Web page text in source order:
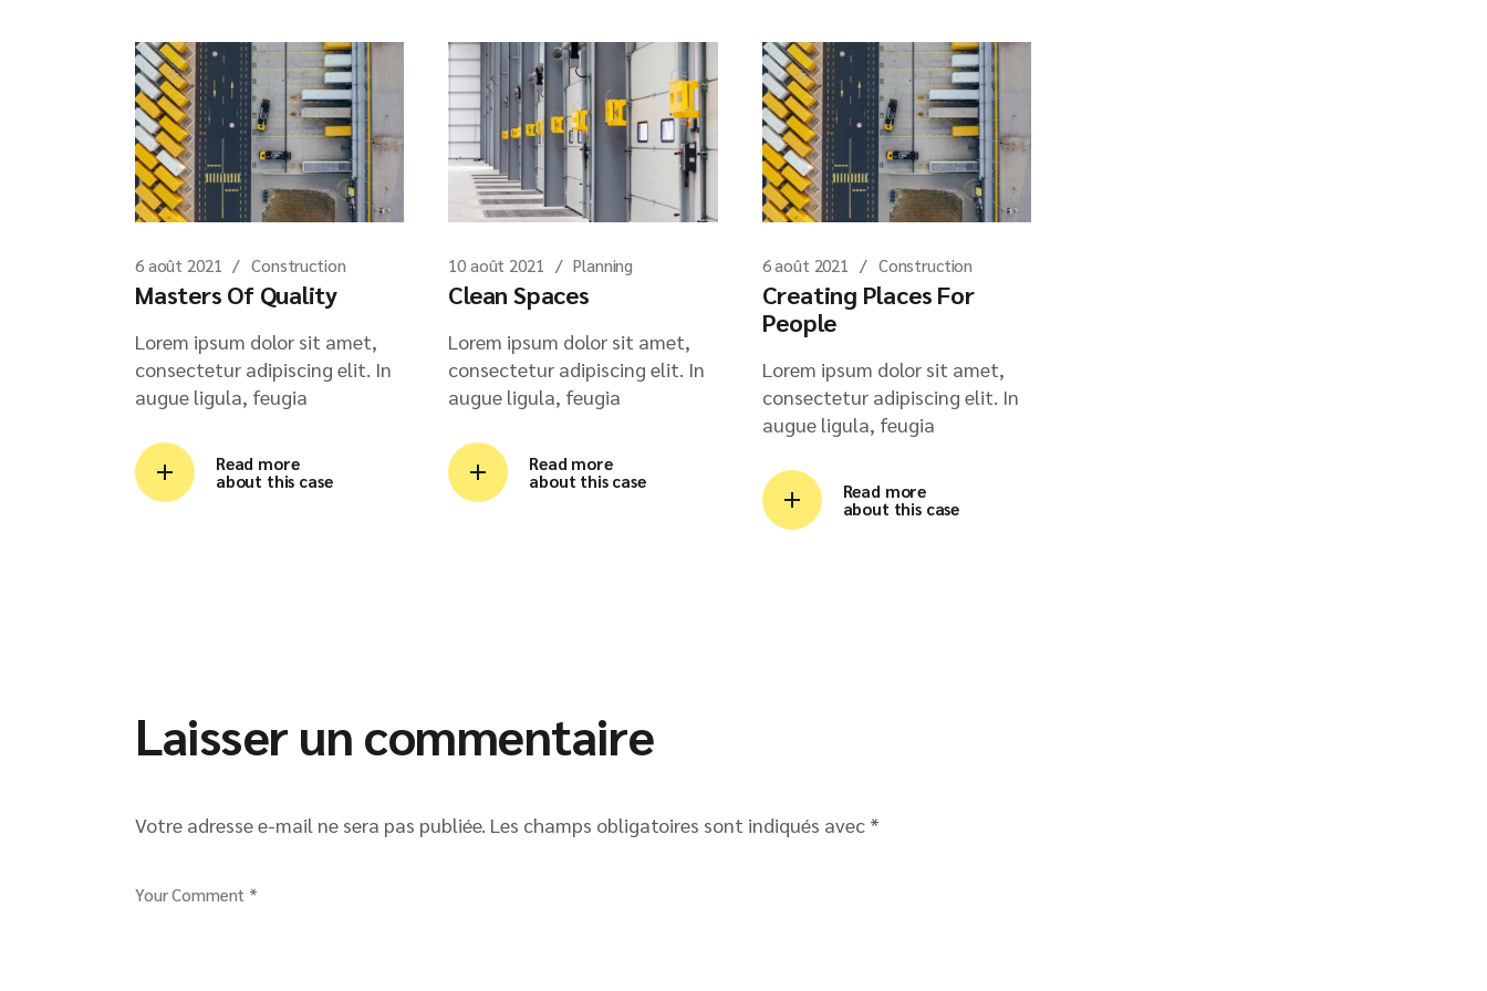
6 août 2021 Construction
Masters Of Quality
Lorem ipsum dolor sit amet,
consectetur adipiscing elit. In
augue ligula, feugia
Read more
about this case
10 août 2021 Planning
Clean Spaces
Lorem ipsum dolor sit amet,
consectetur adipiscing elit. In
augue ligula, feugia
Read more
about this case
6 août 2021 Construction
Creating Places For
People
Lorem ipsum dolor sit amet,
consectetur adipiscing elit. In
augue ligula, feugia
Read more
about this case
Laisser un commentaire
Votre adresse e-mail ne sera pas publiée. Les champs obligatoires sont indiqués avec *
Your Comment *